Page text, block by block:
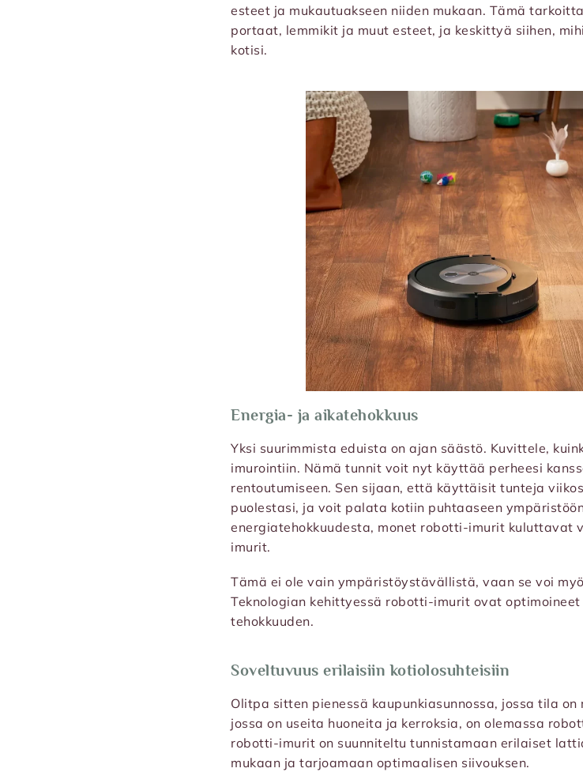
esteet ja mukautuakseen niiden mukaan. Tämä
portaat, lemmikit ja muut esteet, ja keskittyä siihen,
kotisi.
Energia- ja aikatehokkuus
Yksi suurimmista eduista on ajan säästö. Kuvittele,
imurointiin. Nämä tunnit voit nyt käyttää perheesi
rentoutumiseen. Sen sijaan, että käyttäisit tunteja
puolestasi, ja voit palata kotiin puhtaaseen
energiatehokkuudesta, monet robotti-imurit kuluttavat
imurit.
Tämä ei ole vain ympäristöystävällistä, vaan se voi
Teknologian kehittyessä robotti-imurit ovat
tehokkuuden.
Soveltuvuus erilaisiin kotiolosuhteisiin
Olitpa sitten pienessä kaupunkiasunnossa, jossa tila
jossa on useita huoneita ja kerroksia, on olemassa
robotti-imurit on suunniteltu tunnistamaan erilaiset
mukaan ja tarjoamaan optimaalisen siivouksen.